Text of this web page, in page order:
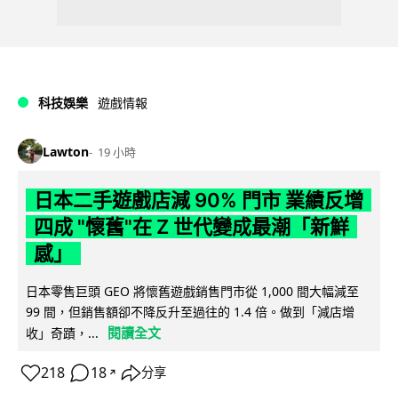
科技娛樂 遊戲情報
Lawton 19 小時
日本二手遊戲店減 90% 門市 業績反增
四成 "懷舊"在 Z 世代變成最潮「新鮮
感」
日本零售巨頭 GEO 將懷舊遊戲銷售門市從 1,000 間大幅減至
99 間，但銷售額卻不降反升至過往的 1.4 倍。做到「減店增
收」奇蹟，...
閱讀全文
218 18 ↗ 分享